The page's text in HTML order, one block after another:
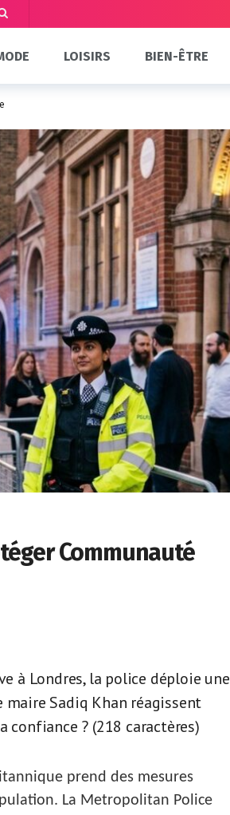
LOISIRS BIEN-ÊTRE
Communauté
à Londres, la police déploie une
maire Sadiq Khan réagissent
? (218 caractères)
prend des mesures
La Metropolitan Police